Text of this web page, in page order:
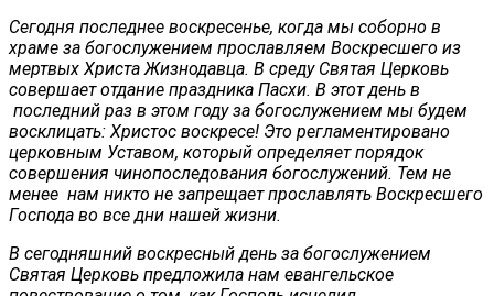
Сегодня последнее воскресенье, когда мы соборно в
храме за богослужением прославляем Воскресшего из
мертвых Христа Жизнодавца. В среду Святая Церковь
совершает отдание праздника Пасхи. В этот день в
последний раз в этом году за богослужением мы будем
восклицать: Христос воскресе! Это регламентировано
церковным Уставом, который определяет порядок
совершения чинопоследования богослужений. Тем не
менее нам никто не запрещает прославлять Воскресшего
Господа во все дни нашей жизни.
В сегодняшний воскресный день за богослужением
Святая Церковь предложила нам евангельское